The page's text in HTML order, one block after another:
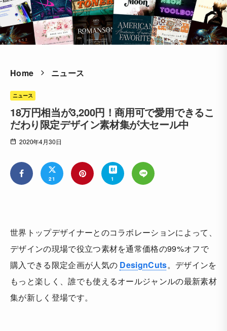
Home ニュース
ニュース
18万円相当が3,200円！商用可で愛用できるこ
だわり限定デザイン素材集が大セール中
2020年4月30日
21 1
世界トップデザイナーとのコラボレーションによって、
デザインの現場で役立つ素材を通常価格の99%オフで
購入できる限定企画が人気の DesignCuts。デザインを
もっと楽しく、誰でも使えるオールジャンルの最新素材
集が新しく登場です。